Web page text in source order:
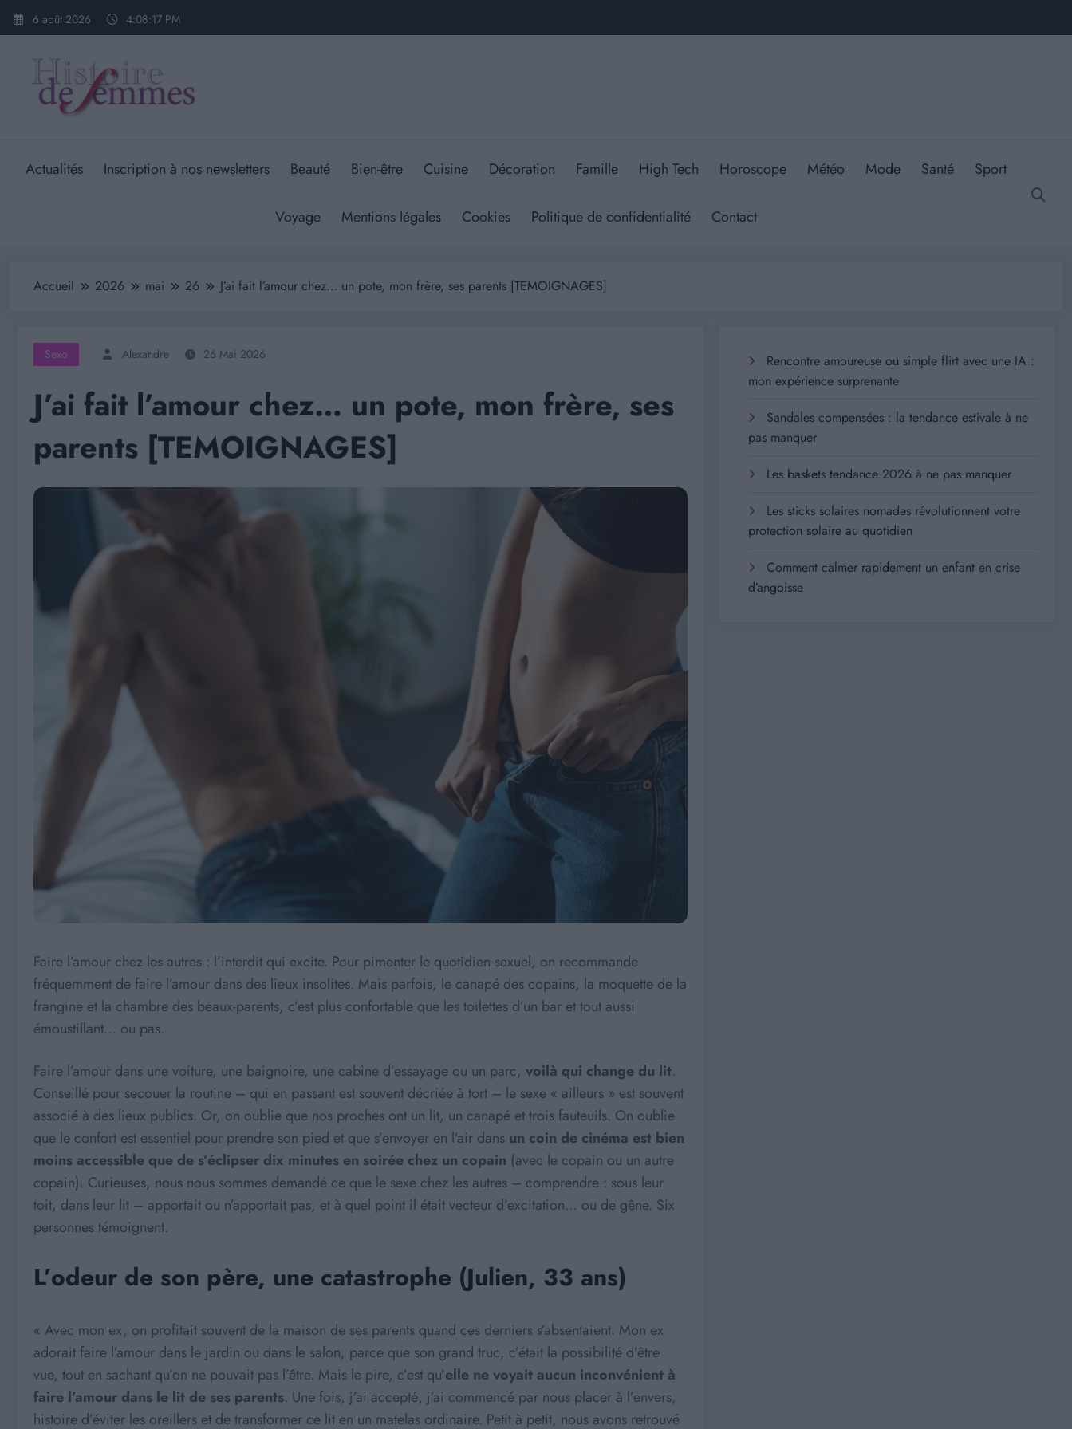
Aller
6 août 2026 4:08:18 PM
Actualités Inscription à nos newsletters Beauté Bien-être Cuisine Décoration Famille High Tech Horoscope Météo Mode Santé Sport
Voyage Mentions légales Cookies Politique de confidentialité Contact
Accueil 2026 mai 26 J’ai fait l’amour chez… un pote, mon frère, ses parents [TEMOIGNAGES]
Sexo Alexandre 26 Mai 2026
J’ai fait l’amour chez… un pote, mon frère, ses
parents [TEMOIGNAGES]
Faire l’amour chez les autres : l’interdit qui excite. Pour pimenter le quotidien sexuel, on recommande
fréquemment de faire l’amour dans des lieux insolites. Mais parfois, le canapé des copains, la moquette de la
frangine et la chambre des beaux-parents, c’est plus confortable que les toilettes d’un bar et tout aussi
émoustillant… ou pas.
Faire l’amour dans une voiture, une baignoire, une cabine d’essayage ou un parc, voilà qui change du lit.
Conseillé pour secouer la routine – qui en passant est souvent décriée à tort – le sexe « ailleurs » est souvent
associé à des lieux publics. Or, on oublie que nos proches ont un lit, un canapé et trois fauteuils. On oublie
que le confort est essentiel pour prendre son pied et que s’envoyer en l’air dans un coin de cinéma est bien
moins accessible que de s’éclipser dix minutes en soirée chez un copain (avec le copain ou un autre
copain). Curieuses, nous nous sommes demandé ce que le sexe chez les autres – comprendre : sous leur
toit, dans leur lit – apportait ou n’apportait pas, et à quel point il était vecteur d’excitation… ou de gêne. Six
personnes témoignent.
L’odeur de son père, une catastrophe (Julien, 33 ans)
« Avec mon ex, on profitait souvent de la maison de ses parents quand ces derniers s’absentaient. Mon ex
adorait faire l’amour dans le jardin ou dans le salon, parce que son grand truc, c’était la possibilité d’être
vue, tout en sachant qu’on ne pouvait pas l’être. Mais le pire, c’est qu’elle ne voyait aucun inconvénient à
faire l’amour dans le lit de ses parents. Une fois, j’ai accepté, j’ai commencé par nous placer à l’envers,
histoire d’éviter les oreillers et de transformer ce lit en un matelas ordinaire. Petit à petit, nous avons retrouvé
Rencontre amoureuse ou simple flirt avec une IA :
mon expérience surprenante
Sandales compensées : la tendance estivale à ne
pas manquer
Les baskets tendance 2026 à ne pas manquer
Les sticks solaires nomades révolutionnent votre
protection solaire au quotidien
Comment calmer rapidement un enfant en crise
d’angoisse